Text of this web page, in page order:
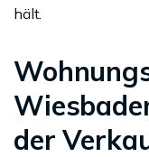
hält.
der